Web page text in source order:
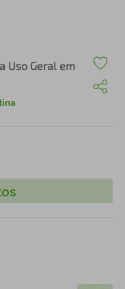
Uso Geral em